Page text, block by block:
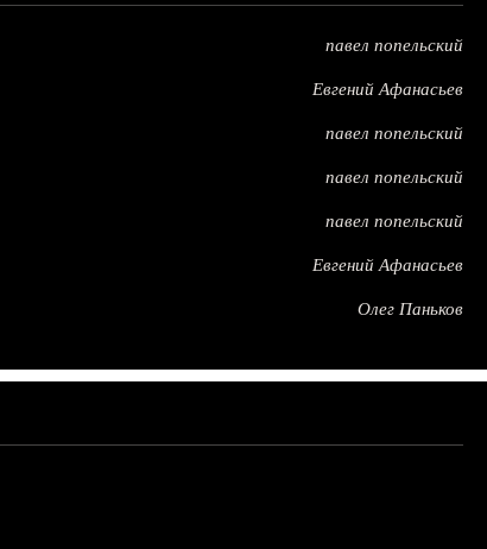
павел попельский
Евгений Афанасьев
павел попельский
павел попельский
павел попельский
Евгений Афанасьев
Олег Паньков